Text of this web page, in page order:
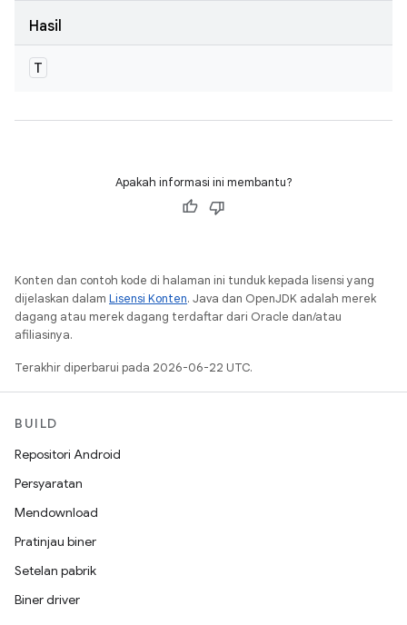
Hasil
T
Apakah informasi ini membantu?
Konten dan contoh kode di halaman ini tunduk kepada lisensi yang
dijelaskan dalam Lisensi Konten. Java dan OpenJDK adalah merek
dagang atau merek dagang terdaftar dari Oracle dan/atau
afiliasinya.
Terakhir diperbarui pada 2026-06-22 UTC.
BUILD
Repositori Android
Persyaratan
Mendownload
Pratinjau biner
Setelan pabrik
Biner driver